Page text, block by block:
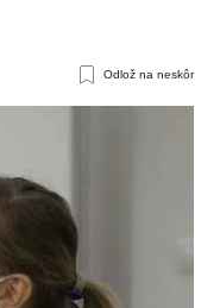
Odlož na neskôr